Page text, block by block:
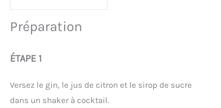
Préparation
ÉTAPE 1
Versez le gin, le jus de citron et le sirop de sucre
dans un shaker à cocktail.